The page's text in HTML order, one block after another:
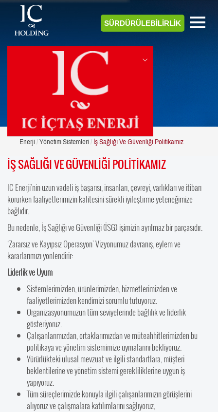
SÜRDÜRÜLEBİLİRLİK
ENERJİ
Enerji Yönetim Sistemleri İş Sağlığı Ve Güvenliği Politikamız
İŞ SAĞLIĞI VE GÜVENLİĞİ POLİTİKAMIZ
IC Enerji’nin uzun vadeli iş başarısı, insanları, çevreyi, varlıkları ve itibarı
korurken faaliyetlerimizin kalitesini sürekli iyileştirme yeteneğimize
bağlıdır.
Bu nedenle, İş Sağlığı ve Güvenliği (İSG) işimizin ayrılmaz bir parçasıdır.
‘Zararsız ve Kayıpsız Operasyon’ Vizyonumuz davranış, eylem ve
kararlarımızı yönlendirir:
Liderlik ve Uyum
Sistemlerimizden, ürünlerimizden, hizmetlerimizden ve
faaliyetlerimizden kendimizi sorumlu tutuyoruz.
Organizasyonumuzun tüm seviyelerinde bağlılık ve liderlik
gösteriyoruz.
Çalışanlarımızdan, ortaklarımızdan ve müteahhitlerimizden bu
politikaya ve yönetim sistemimize uymalarını bekliyoruz.
Yürürlükteki ulusal mevzuat ve ilgili standartlara, müşteri
beklentilerine ve yönetim sistemi gerekliliklerine uygun iş
yapıyoruz.
Tüm süreçlerimizde konuyla ilgili çalışanlarımızın görüşlerini
alıyoruz ve çalışmalara katılımlarını sağlıyoruz,